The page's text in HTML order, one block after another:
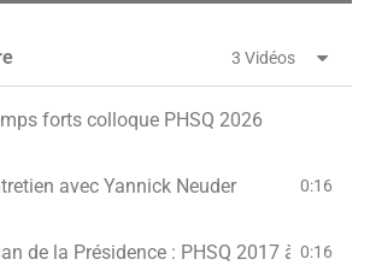
3 Vidéos
forts colloque PHSQ 2026
avec Yannick Neuder 0:16
de la Présidence : PHSQ 2017 à0:16